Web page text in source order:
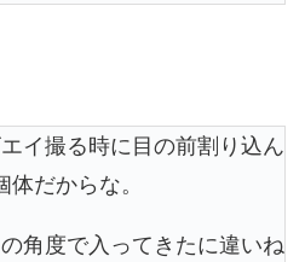
イ撮る時に目の前割り込ん
体だからな。
角度で入ってきたに違いね